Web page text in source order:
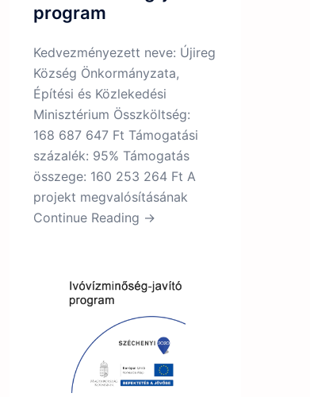
program
Kedvezményezett neve: Újireg
Község Önkormányzata,
Építési és Közlekedési
Minisztérium Összköltség:
168 687 647 Ft Támogatási
százalék: 95% Támogatás
összege: 160 253 264 Ft A
projekt megvalósításának
Continue Reading →